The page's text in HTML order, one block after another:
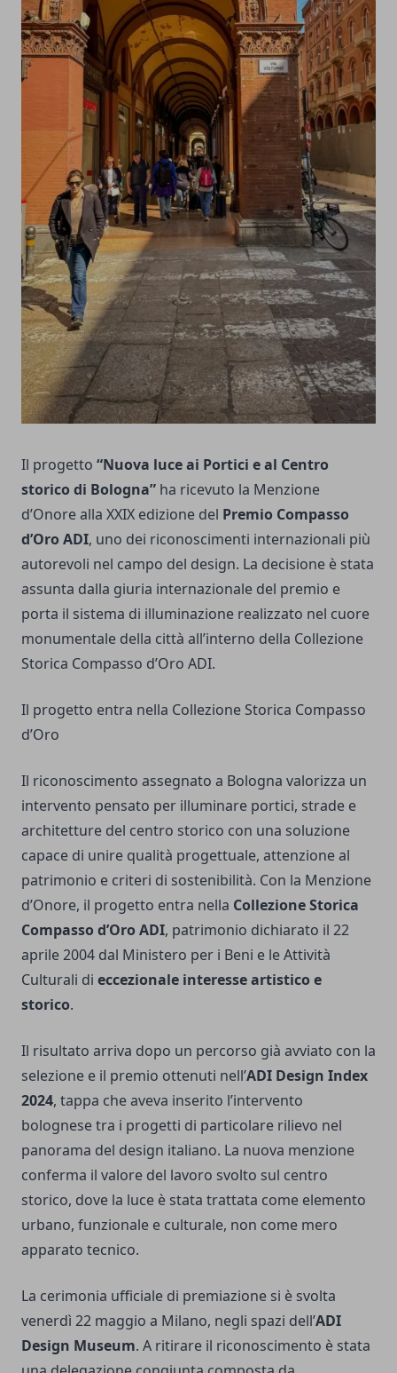
Il progetto “Nuova luce ai Portici e al Centro
storico di Bologna” ha ricevuto la Menzione
d’Onore alla XXIX edizione del Premio Compasso
d’Oro ADI, uno dei riconoscimenti internazionali più
autorevoli nel campo del design. La decisione è stata
assunta dalla giuria internazionale del premio e
porta il sistema di illuminazione realizzato nel cuore
monumentale della città all’interno della Collezione
Storica Compasso d’Oro ADI.
Il progetto entra nella Collezione Storica Compasso
d’Oro
Il riconoscimento assegnato a Bologna valorizza un
intervento pensato per illuminare portici, strade e
architetture del centro storico con una soluzione
capace di unire qualità progettuale, attenzione al
patrimonio e criteri di sostenibilità. Con la Menzione
d’Onore, il progetto entra nella Collezione Storica
Compasso d’Oro ADI, patrimonio dichiarato il 22
aprile 2004 dal Ministero per i Beni e le Attività
Culturali di eccezionale interesse artistico e
storico.
Il risultato arriva dopo un percorso già avviato con la
selezione e il premio ottenuti nell’ADI Design Index
2024, tappa che aveva inserito l’intervento
bolognese tra i progetti di particolare rilievo nel
panorama del design italiano. La nuova menzione
conferma il valore del lavoro svolto sul centro
storico, dove la luce è stata trattata come elemento
urbano, funzionale e culturale, non come mero
apparato tecnico.
La cerimonia ufficiale di premiazione si è svolta
venerdì 22 maggio a Milano, negli spazi dell’ADI
Design Museum. A ritirare il riconoscimento è stata